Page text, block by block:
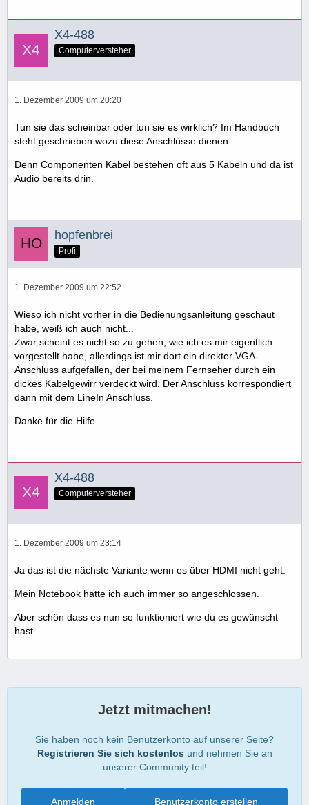
X4-488
Computerversteher
1. Dezember 2009 um 20:20
Tun sie das scheinbar oder tun sie es wirklich? Im Handbuch
steht geschrieben wozu diese Anschlüsse dienen.
Denn Componenten Kabel bestehen oft aus 5 Kabeln und da ist
Audio bereits drin.
hopfenbrei
Profi
1. Dezember 2009 um 22:52
Wieso ich nicht vorher in die Bedienungsanleitung geschaut
habe, weiß ich auch nicht...
Zwar scheint es nicht so zu gehen, wie ich es mir eigentlich
vorgestellt habe, allerdings ist mir dort ein direkter VGA-
Anschluss aufgefallen, der bei meinem Fernseher durch ein
dickes Kabelgewirr verdeckt wird. Der Anschluss korrespondiert
dann mit dem LineIn Anschluss.
Danke für die Hilfe.
X4-488
Computerversteher
1. Dezember 2009 um 23:14
Ja das ist die nächste Variante wenn es über HDMI nicht geht.
Mein Notebook hatte ich auch immer so angeschlossen.
Aber schön dass es nun so funktioniert wie du es gewünscht
hast.
Jetzt mitmachen!
Sie haben noch kein Benutzerkonto auf unserer Seite?
Registrieren Sie sich kostenlos und nehmen Sie an
unserer Community teil!
Benutzerkonto erstellen
Anmelden